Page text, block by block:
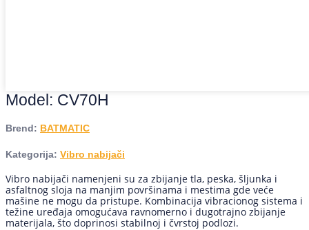
Model: CV70H
Brend: BATMATIC
Kategorija: Vibro nabijači
Vibro nabijači namenjeni su za zbijanje tla, peska, šljunka i
asfaltnog sloja na manjim površinama i mestima gde veće
mašine ne mogu da pristupe. Kombinacija vibracionog sistema i
težine uređaja omogućava ravnomerno i dugotrajno zbijanje
materijala, što doprinosi stabilnoj i čvrstoj podlozi.